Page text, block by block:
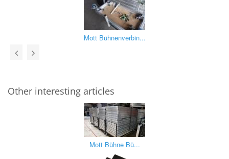
Mott Bühnenverbin...
Other interesting articles
Mott Bühne Bü...